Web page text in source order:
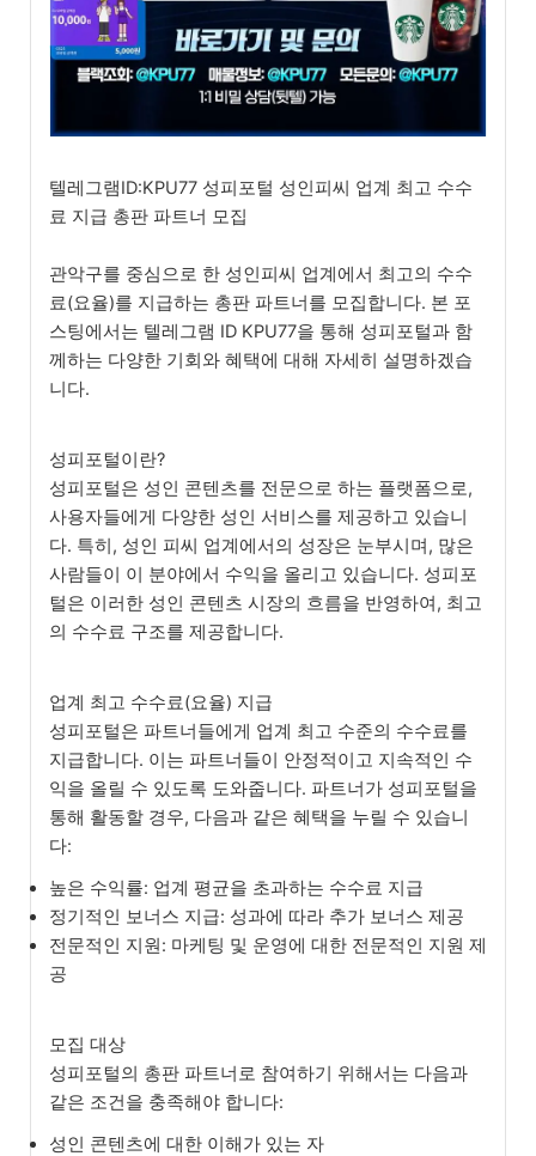
텔레그램ID:KPU77 성피포털 성인피씨 업계 최고 수수
료 지급 총판 파트너 모집
관악구를 중심으로 한 성인피씨 업계에서 최고의 수수
료(요율)를 지급하는 총판 파트너를 모집합니다. 본 포
스팅에서는 텔레그램 ID KPU77을 통해 성피포털과 함
께하는 다양한 기회와 혜택에 대해 자세히 설명하겠습
니다.
성피포털이란?
성피포털은 성인 콘텐츠를 전문으로 하는 플랫폼으로,
사용자들에게 다양한 성인 서비스를 제공하고 있습니
다. 특히, 성인 피씨 업계에서의 성장은 눈부시며, 많은
사람들이 이 분야에서 수익을 올리고 있습니다. 성피포
털은 이러한 성인 콘텐츠 시장의 흐름을 반영하여, 최고
의 수수료 구조를 제공합니다.
업계 최고 수수료(요율) 지급
성피포털은 파트너들에게 업계 최고 수준의 수수료를
지급합니다. 이는 파트너들이 안정적이고 지속적인 수
익을 올릴 수 있도록 도와줍니다. 파트너가 성피포털을
통해 활동할 경우, 다음과 같은 혜택을 누릴 수 있습니
다:
높은 수익률: 업계 평균을 초과하는 수수료 지급
정기적인 보너스 지급: 성과에 따라 추가 보너스 제공
전문적인 지원: 마케팅 및 운영에 대한 전문적인 지원 제
공
모집 대상
성피포털의 총판 파트너로 참여하기 위해서는 다음과
같은 조건을 충족해야 합니다:
성인 콘텐츠에 대한 이해가 있는 자